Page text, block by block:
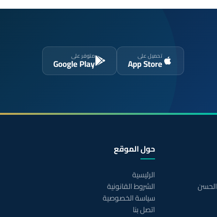
تحميل على
App Store
متوفر على
Google Play
حول الموقع
الرئيسية
الشروط القانونية
سياسة الخصوصية
اتصل بنا